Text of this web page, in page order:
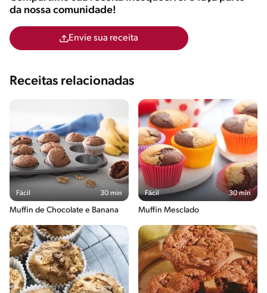
da nossa comunidade!
Envie sua receita
Receitas relacionadas
Fácil 30 min
Muffin de Chocolate e Banana
Fácil 30 min
Muffin Mesclado